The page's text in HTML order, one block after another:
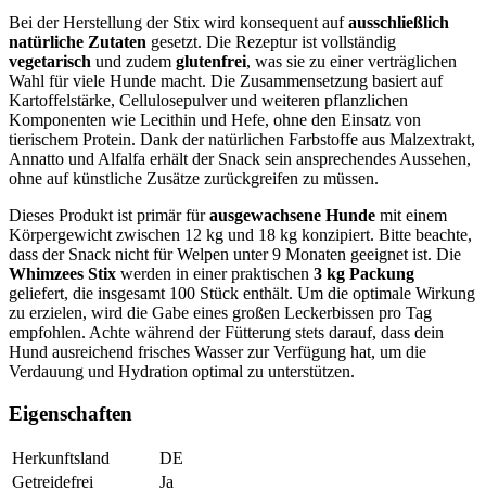
Bei der Herstellung der Stix wird konsequent aufausschließlich
natürliche Zutaten gesetzt. Die Rezeptur ist vollständig
vegetarisch und zudem glutenfrei, was sie zu einer verträglichen
Wahl für viele Hunde macht. Die Zusammensetzung basiert auf
Kartoffelstärke, Cellulosepulver und weiteren pflanzlichen
Komponenten wie Lecithin und Hefe, ohne den Einsatz von
tierischem Protein. Dank der natürlichen Farbstoffe aus Malzextrakt,
Annatto und Alfalfa erhält der Snack sein ansprechendes Aussehen,
ohne auf künstliche Zusätze zurückgreifen zu müssen.
Dieses Produkt ist primär fürausgewachsene Hunde mit einem
Körpergewicht zwischen 12 kg und 18 kg konzipiert. Bitte beachte,
dass der Snack nicht für Welpen unter 9 Monaten geeignet ist. Die
Whimzees Stix werden in einer praktischen 3 kg Packung
geliefert, die insgesamt 100 Stück enthält. Um die optimale Wirkung
zu erzielen, wird die Gabe eines großen Leckerbissen pro Tag
empfohlen. Achte während der Fütterung stets darauf, dass dein
Hund ausreichend frisches Wasser zur Verfügung hat, um die
Verdauung und Hydration optimal zu unterstützen.
Eigenschaften
Herkunftsland
DE
Getreidefrei
Ja